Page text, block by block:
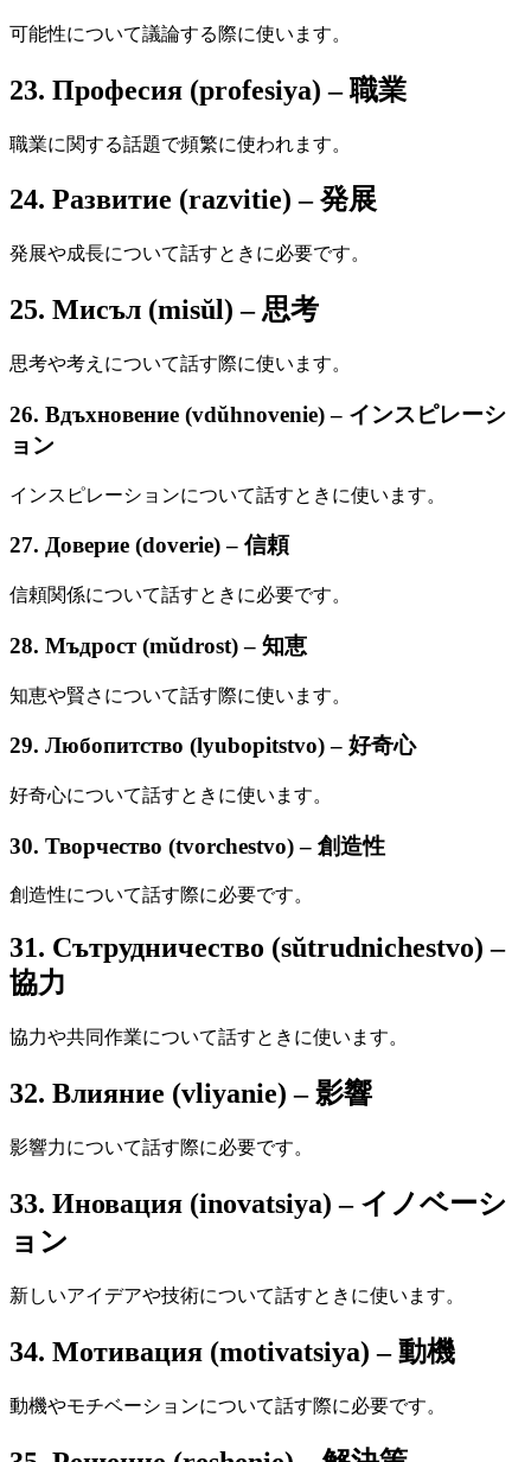
可能性について議論する際に使います。
23. Професия (profesiya) – 職業
職業に関する話題で頻繁に使われます。
24. Развитие (razvitie) – 発展
発展や成長について話すときに必要です。
25. Мисъл (misŭl) – 思考
思考や考えについて話す際に使います。
26. Вдъхновение (vdŭhnovenie) – インスピレーシ
ョン
インスピレーションについて話すときに使います。
27. Доверие (doverie) – 信頼
信頼関係について話すときに必要です。
28. Мъдрост (mŭdrost) – 知恵
知恵や賢さについて話す際に使います。
29. Любопитство (lyubopitstvo) – 好奇心
好奇心について話すときに使います。
30. Творчество (tvorchestvo) – 創造性
創造性について話す際に必要です。
31. Сътрудничество (sŭtrudnichestvo) –
協力
協力や共同作業について話すときに使います。
32. Влияние (vliyanie) – 影響
影響力について話す際に必要です。
33. Иновация (inovatsiya) – イノベーシ
ョン
新しいアイデアや技術について話すときに使います。
34. Мотивация (motivatsiya) – 動機
動機やモチベーションについて話す際に必要です。